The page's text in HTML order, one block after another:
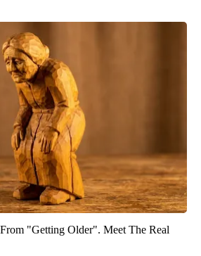
"Getting Older". Meet The Real